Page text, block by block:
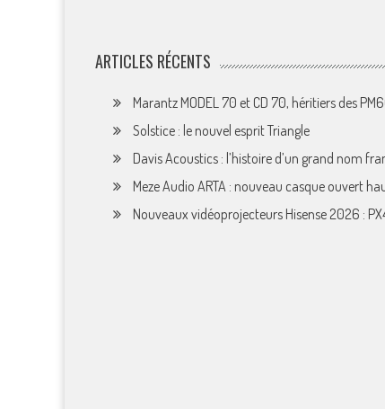
ARTICLES RÉCENTS
Marantz MODEL 70 et CD 70, héritiers des
Solstice : le nouvel esprit Triangle
Davis Acoustics : l’histoire d’un grand nom
Meze Audio ARTA : nouveau casque ouvert
Nouveaux vidéoprojecteurs Hisense 2026 :